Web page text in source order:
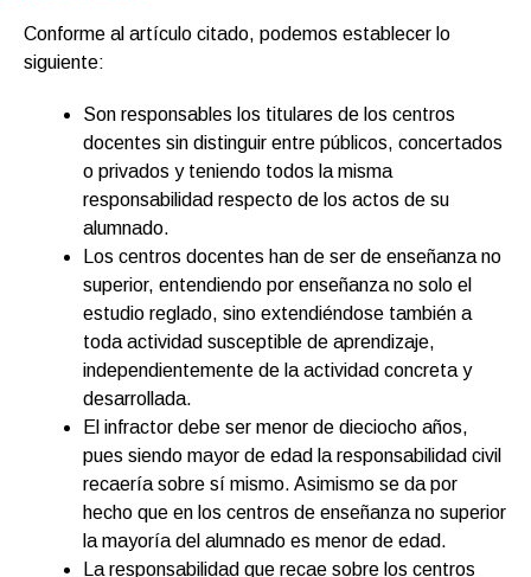
Conforme al artículo citado, podemos establecer lo
siguiente:
Son responsables los titulares de los centros
docentes sin distinguir entre públicos, concertados
o privados y teniendo todos la misma
responsabilidad respecto de los actos de su
alumnado.
Los centros docentes han de ser de enseñanza no
superior, entendiendo por enseñanza no solo el
estudio reglado, sino extendiéndose también a
toda actividad susceptible de aprendizaje,
independientemente de la actividad concreta y
desarrollada.
El infractor debe ser menor de dieciocho años,
pues siendo mayor de edad la responsabilidad civil
recaería sobre sí mismo. Asimismo se da por
hecho que en los centros de enseñanza no superior
la mayoría del alumnado es menor de edad.
La responsabilidad que recae sobre los centros